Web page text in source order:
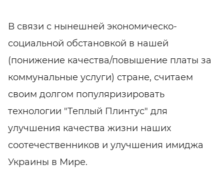
В связи с нынешней экономическо-
социальной обстановкой в нашей
(понижение качества/повышение платы за
коммунальные услуги) стране, считаем
своим долгом популяризировать
технологии "Теплый Плинтус" для
улучшения качества жизни наших
соотечественников и улучшения имиджа
Украины в Мире.